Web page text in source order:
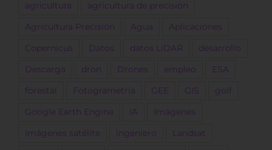
agricultura agricultura de precisión
Agricultura Precisión Agua Aplicaciones
Copernicus Datos datos LiDAR desarrollo
Descarga dron Drones empleo ESA
forestal Fotogrametría GEE GIS golf
Google Earth Engine IA Imágenes
Imágenes satélite ingeniero Landsat